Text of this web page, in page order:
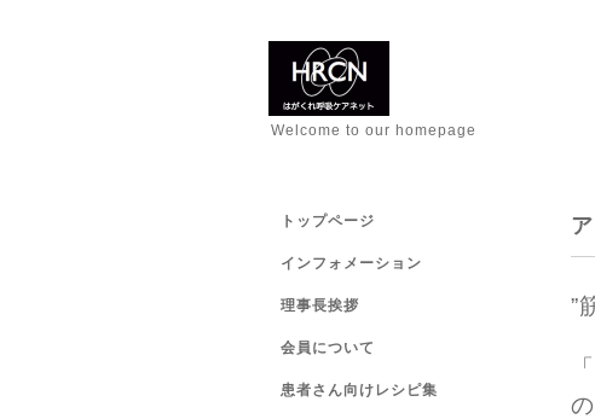
Welcome to our homepage
”
トップページ
インフォメーション
理事長挨拶
会員について
患者さん向けレシピ集